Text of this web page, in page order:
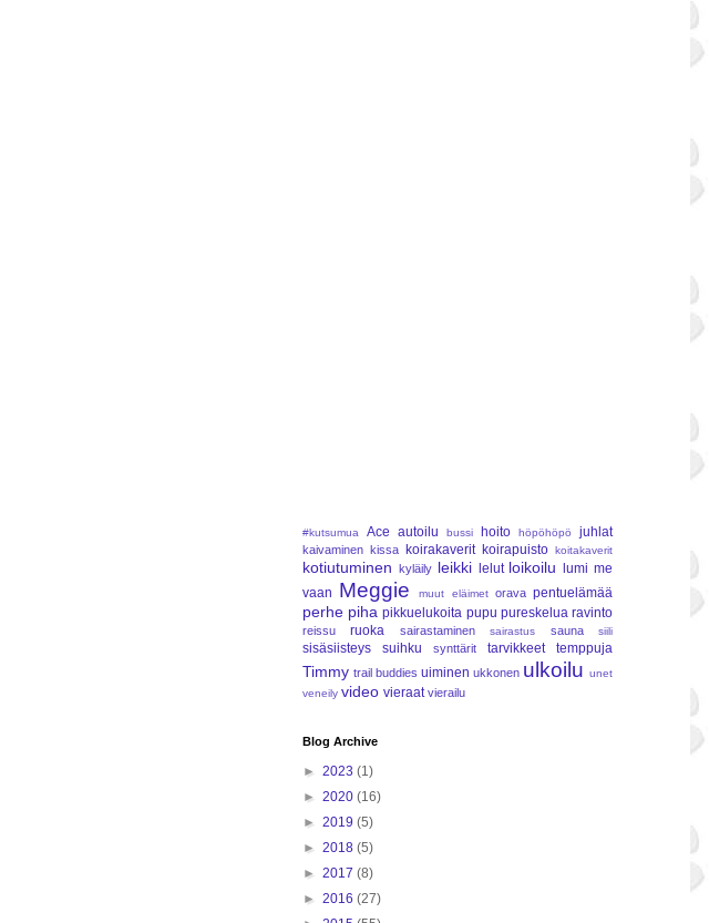
#kutsumua Ace autoilu bussi hoito höpöhöpö juhlat
kaivaminen kissa koirakaverit koirapuisto koitakaverit
kotiutuminen kyläily leikki lelut loikoilu lumi me
vaan Meggie muut eläimet orava pentuelämää
perhe piha pikkuelukoita pupu pureskelua ravinto
reissu ruoka sairastaminen sairastus sauna siili
sisäsiisteys suihku synttärit tarvikkeet temppuja
Timmy trail buddies uiminen ukkonen ulkoilu unet
veneily video vieraat vierailu
Blog Archive
► 2023 (1)
► 2020 (16)
► 2019 (5)
► 2018 (5)
► 2017 (8)
► 2016 (27)